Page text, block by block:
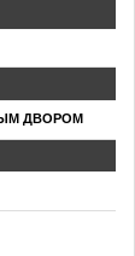
ДВОРОМ